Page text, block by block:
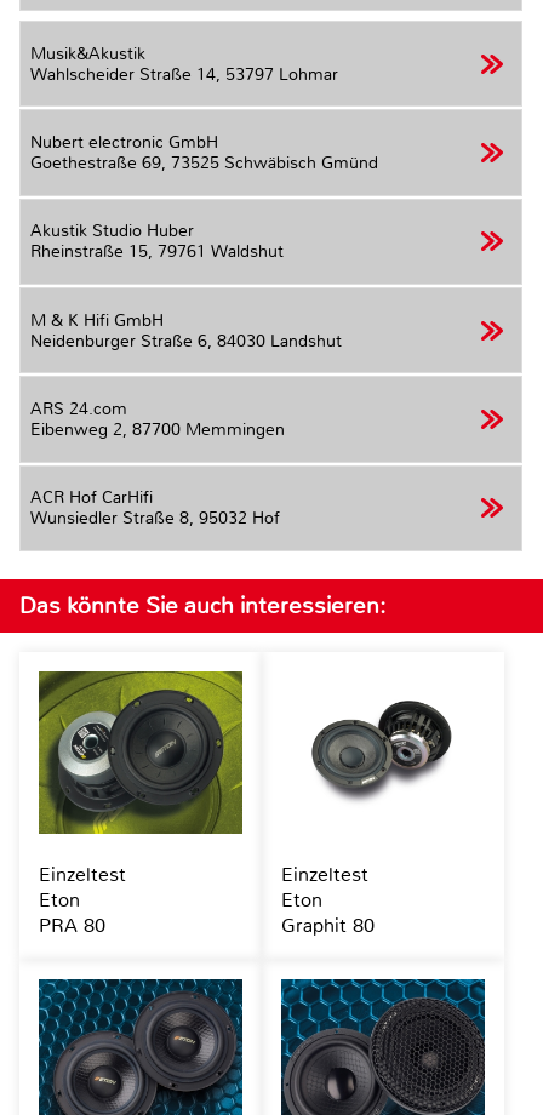
Musik&Akustik
Wahlscheider Straße 14, 53797 Lohmar
Nubert electronic GmbH
Goethestraße 69, 73525 Schwäbisch Gmünd
Akustik Studio Huber
Rheinstraße 15, 79761 Waldshut
M & K Hifi GmbH
Neidenburger Straße 6, 84030 Landshut
ARS 24.com
Eibenweg 2, 87700 Memmingen
ACR Hof CarHifi
Wunsiedler Straße 8, 95032 Hof
Das könnte Sie auch interessieren:
Einzeltest
Eton
PRA 80
Einzeltest
Eton
Graphit 80